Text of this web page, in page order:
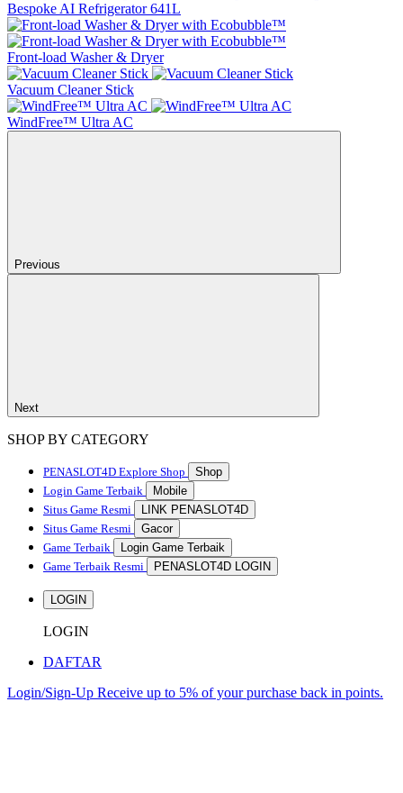
Bespoke AI Refrigerator 641L
Front-load Washer & Dryer
Vacuum Cleaner Stick
WindFree™ Ultra AC
Previous
Next
SHOP BY CATEGORY
PENASLOT4D Explore Shop
Shop
Login Game Terbaik
Mobile
Situs Game Resmi
LINK PENASLOT4D
Situs Game Resmi
Gacor
Game Terbaik
Login Game Terbaik
Game Terbaik Resmi
PENASLOT4D LOGIN
LOGIN
LOGIN
DAFTAR
Login/Sign-Up Receive up to 5% of your purchase back in points.